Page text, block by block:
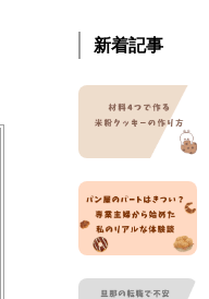
新着記事